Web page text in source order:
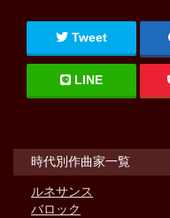
Tweet
LINE
時代別作曲家一覧
ルネサンス
バロック